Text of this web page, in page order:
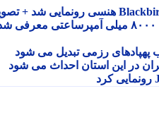
گوشی M8 Power پوکو با باتری ۸۰۰۰ میلی آمپرساعتی معرفی شد
رزمی تبدیل می شود
در این استان احداث می شود